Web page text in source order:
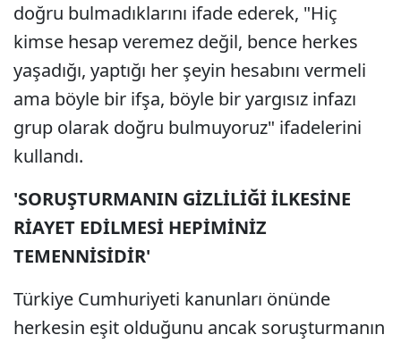
doğru bulmadıklarını ifade ederek, "Hiç
kimse hesap veremez değil, bence herkes
yaşadığı, yaptığı her şeyin hesabını vermeli
ama böyle bir ifşa, böyle bir yargısız infazı
grup olarak doğru bulmuyoruz" ifadelerini
kullandı.
'SORUŞTURMANIN GİZLİLİĞİ İLKESİNE
RİAYET EDİLMESİ HEPİMİNİZ
TEMENNİSİDİR'
Türkiye Cumhuriyeti kanunları önünde
herkesin eşit olduğunu ancak soruşturmanın